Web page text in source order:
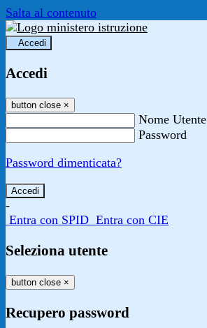
Salta al contenuto
Accedi
Accedi
button close ×
Nome Utente
Password
Password dimenticata?
-
Entra con SPID Entra con CIE
Seleziona utente
button close ×
Recupero password